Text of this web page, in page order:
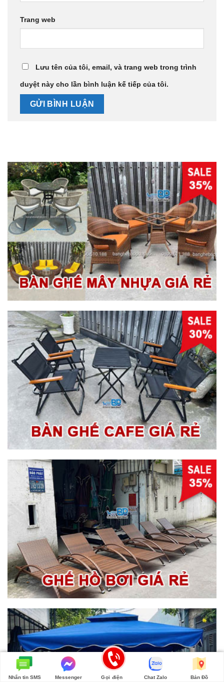
Trang web
Lưu tên của tôi, email, và trang web trong trình
duyệt này cho lần bình luận kế tiếp của tôi.
Bản Đồ
Chat Zalo
Gọi điện
Messenger
Nhắn tin SMS